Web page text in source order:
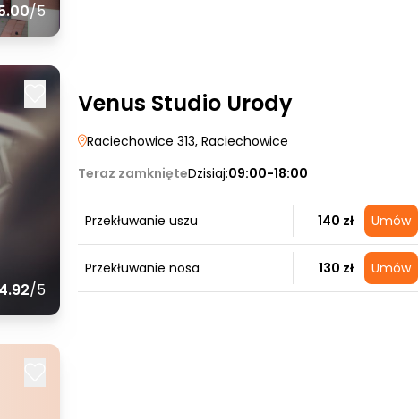
/5
4.92/5
Venus Studio Urody
Raciechowice 313, Raciechowice
Teraz zamknięteDzisiaj:09:00-18:00
Przekłuwanie uszu 140 zł Umów
Przekłuwanie nosa 130 zł Umów